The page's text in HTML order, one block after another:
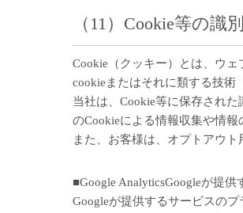
（11）Cookie等の
Cookie（クッキー）とは、ウ
cookieまたはそれに類する技術
当社は、Cookie等に保存され
のCookieによる情報収集や情
また、お客様は、オプトアウ
■Google AnalyticsGoogleが提
Googleが提供するサービスの